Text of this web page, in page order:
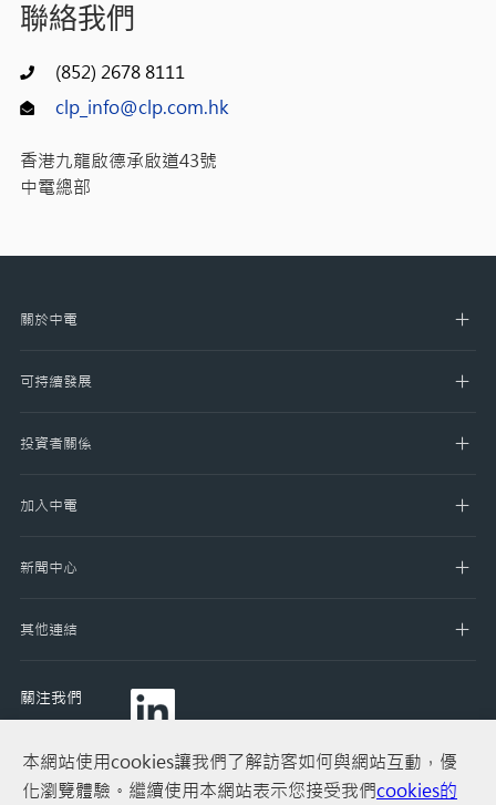
本網站使用cookies讓我們了解訪客如何與網站互動，優
化瀏覽體驗。繼續使用本網站表示您接受我們cookies的
聯絡我們
(852) 2678 8111
clp_info@clp.com.hk
香港九龍啟德承啟道43號
中電總部
關於中電
可持續發展
投資者關係
加入中電
新聞中心
其他連結
關注我們